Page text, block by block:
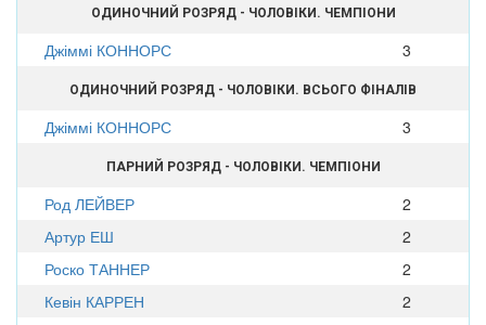
ОДИНОЧНИЙ РОЗРЯД - ЧОЛОВІКИ. ЧЕМПІОНИ
Джіммі КОННОРС 3
ОДИНОЧНИЙ РОЗРЯД - ЧОЛОВІКИ. ВСЬОГО ФІНАЛІВ
Джіммі КОННОРС 3
ПАРНИЙ РОЗРЯД - ЧОЛОВІКИ. ЧЕМПІОНИ
Род ЛЕЙВЕР
2
Артур ЕШ
2
Роско ТАННЕР
2
Кевін КАРРЕН
2